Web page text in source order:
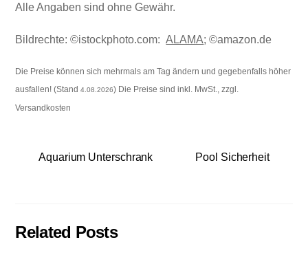
Alle Angaben sind ohne Gewähr.
Bildrechte: ©istockphoto.com:ALAMA; ©amazon.de
Die Preise können sich mehrmals am Tag ändern und gegebenfalls höher
ausfallen! (Stand4.08.2026) Die Preise sind inkl. MwSt., zzgl.
Versandkosten
Aquarium Unterschrank Pool Sicherheit
Related Posts